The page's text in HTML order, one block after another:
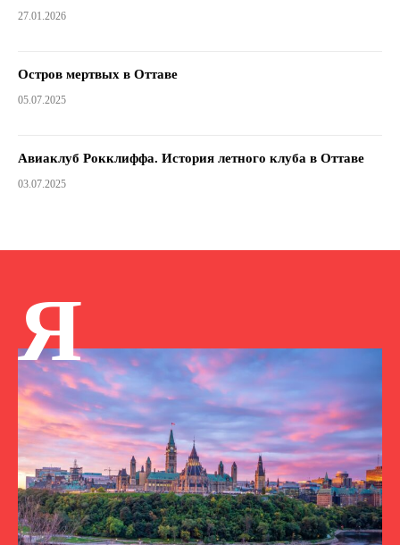
27.01.2026
Остров мертвых в Оттаве
05.07.2025
Авиаклуб Рокклиффа. История летного клуба в Оттаве
03.07.2025
Я